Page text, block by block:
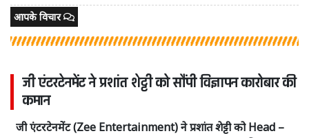
आपके विचार
जी एंटरटेनमेंट ने प्रशांत शेट्टी को सौंपी विज्ञापन कारोबार की
कमान
जी एंटरटेनमेंट (Zee Entertainment) ने प्रशांत शेट्टी को Head –